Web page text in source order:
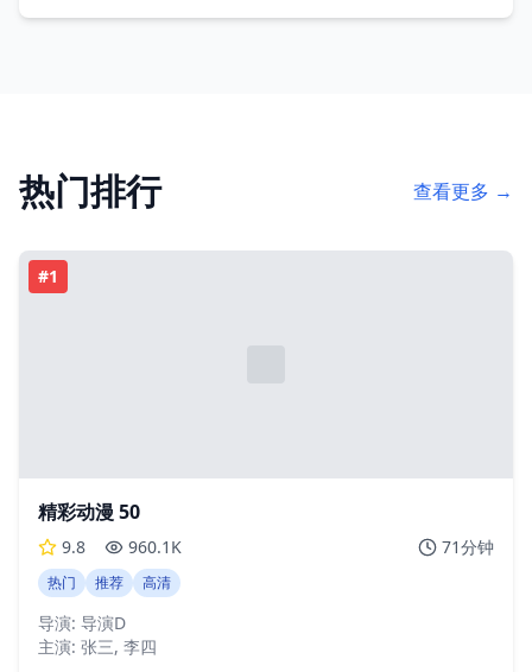
热门排行 查看更多 →
#1
精彩动漫 50
9.8 960.1K 71分钟
热门 推荐 高清
导演: 导演D
主演: 张三, 李四